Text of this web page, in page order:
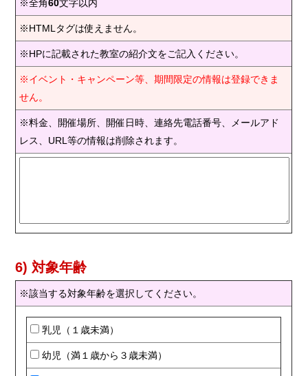
※全角60文字以内
※HTMLタグは使えません。
※HPに記載された教室の紹介文をご記入ください。
※イベント・キャンペーン等、期間限定の情報は登録できま
せん。
※料金、開催場所、開催日時、連絡先電話番号、メールアド
レス、URL等の情報は削除されます。
6) 対象年齢
※該当する対象年齢を選択してください。
乳児（１歳未満）
幼児（満１歳から３歳未満）